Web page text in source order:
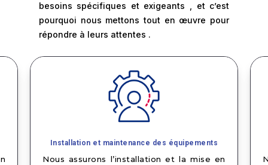
besoins spécifiques et exigeants , et c’est
pourquoi nous mettons tout en œuvre pour
répondre à leurs attentes .
Installation et maintenance des équipements
Nous assurons l’installation et la mise en